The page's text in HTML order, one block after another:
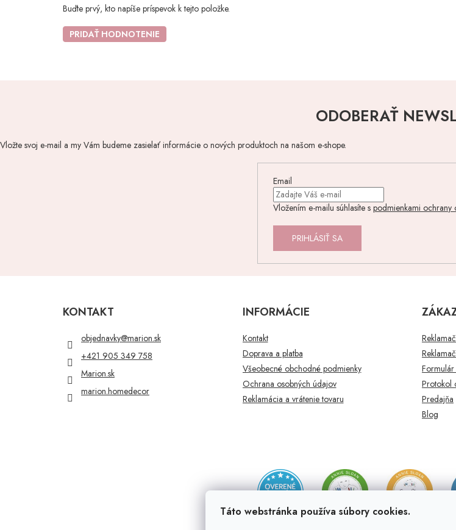
Táto webstránka používa súbory cookies.
Buďte prvý, kto napíše príspevok k tejto položke.
PRIDAŤ HODNOTENIE
ODOBERAŤ
Vložte svoj e-mail a my Vám budeme zasielať informácie o nových produktoch na našom e-shope.
Email
Vložením e-mailu súhlasíte s podmienkami ochrany
PRIHLÁSIŤ SA
KONTAKT
objednavky@marion.sk
+421 905 349 758
Marion.sk
marion.homedecor
INFORMÁCIE
Kontakt
Doprava a platba
Všeobecné obchodné podmienky
Ochrana osobných údajov
Reklamácia a vrátenie tovaru
Protokol
Predajňa
Blog